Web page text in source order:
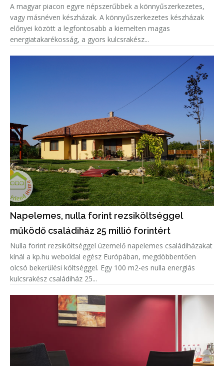
A magyar piacon egyre népszerűbbek a könnyűszerkezetes,
vagy másnéven készházak. A könnyűszerkezetes készházak
előnyei között a legfontosabb a kiemelten magas
energiatakarékosság, a gyors kulcsrakész...
Napelemes, nulla forint rezsiköltséggel
működő családiház 25 millió forintért
Nulla forint rezsiköltséggel üzemelő napelemes családiházakat
kínál a kp.hu weboldal egész Európában, megdöbbentően
olcsó bekerülési költséggel. Egy 100 m2-es nulla energiás
kulcsrakész családiház 25...